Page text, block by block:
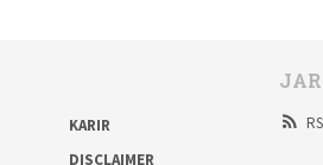
KARIR
DISCLAIMER